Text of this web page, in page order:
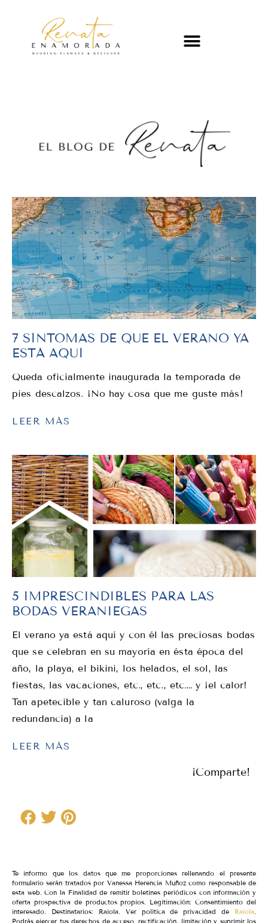
7 SÍNTOMAS DE QUE EL VERANO YA
ESTÁ AQUÍ
Queda oficialmente inaugurada la temporada de
pies descalzos. ¡No hay cosa que me guste más!
LEER MÁS
5 IMPRESCINDIBLES PARA LAS
BODAS VERANIEGAS
El verano ya está aquí y con él las preciosas bodas
que se celebran en su mayoría en ésta época del
año, la playa, el bikini, los helados, el sol, las
fiestas, las vacaciones, etc., etc., etc.… y ¡el calor!
Tan apetecible y tan caluroso (valga la
redundancia) a la
LEER MÁS
¡Comparte!
Te informo que los datos que me proporciones rellenando el presente
formulario serán tratados por Vanessa Herencia Muñoz como responsable de
esta web. Con la Finalidad de remitir boletines periódicos con información y
oferta prospectiva de productos propios. Legitimación: Consentimiento del
interesado. Destinatarios: Raiola. Ver política de privacidad de Raiola.